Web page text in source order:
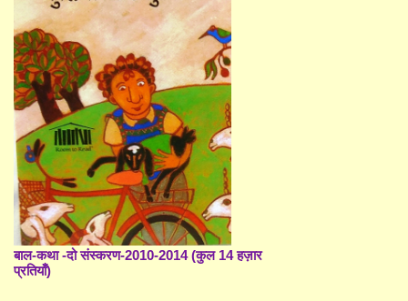
बाल-कथा -दो संस्करण-2010-2014 (कुल 14 हज़ार
प्रतियाँ)